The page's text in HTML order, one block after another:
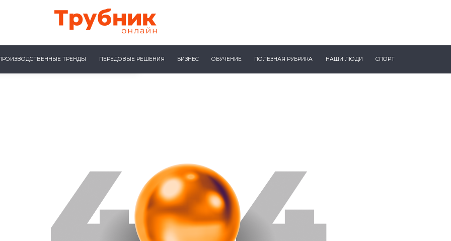
ТРЕНДЫ ПЕРЕДОВЫЕ РЕШЕНИЯ БИЗНЕС ОБУЧЕНИЕ ПОЛЕЗНАЯ РУБРИКА НАШИ ЛЮДИ СПОРТ